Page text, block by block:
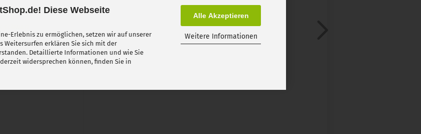
Diese Webseite
Erlebnis zu ermöglichen, setzen wir auf unserer
Weitersurfen erklären Sie sich mit der
Detaillierte Informationen und wie Sie
widersprechen können, finden Sie in
Alle Akzeptieren
Weitere Informationen